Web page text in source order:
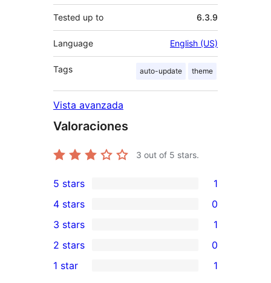
Tested up to 6.3.9
Language English (US)
Tags auto-update theme
Vista avanzada
Valoraciones
3 out of 5 stars.
1
5-
star
review
5 stars 1
4-
star
reviews
4 stars 0
1
3-
star
3 stars 1
2-
2 stars 0
1 star 1